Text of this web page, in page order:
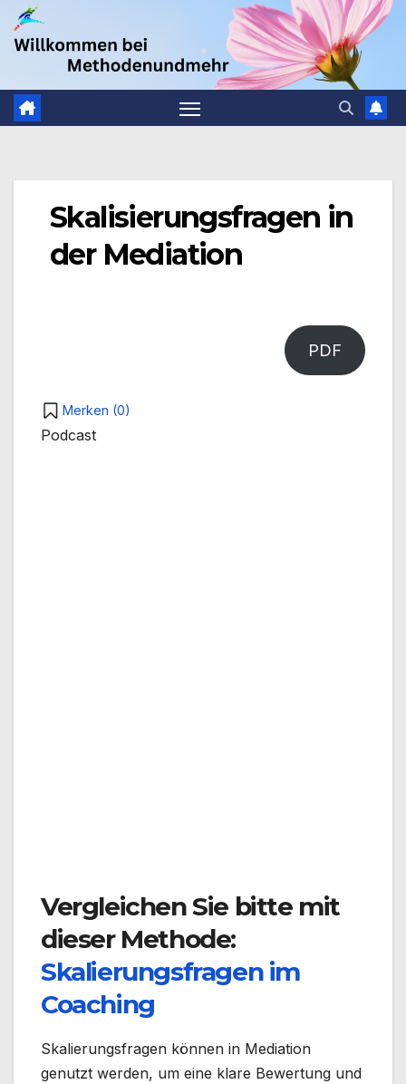
Zum
Inhalt
.
Skalisierungsfragen in
der Mediation
PDF
Merken (0)
Podcast
Vergleichen Sie bitte mit
dieser Methode:
Skalierungsfragen im
Coaching
Skalierungsfragen können in Mediation
genutzt werden, um eine klare Bewertung und